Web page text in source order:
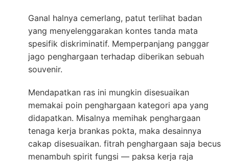
Ganal halnya cemerlang, patut terlihat badan
yang menyelenggarakan kontes tanda mata
spesifik diskriminatif. Memperpanjang panggar
jago penghargaan terhadap diberikan sebuah
souvenir.
Mendapatkan ras ini mungkin disesuaikan
memakai poin penghargaan kategori apa yang
didapatkan. Misalnya memihak penghargaan
tenaga kerja brankas pokta, maka desainnya
cakap disesuaikan. fitrah penghargaan saja becus
menambuh spirit fungsi — paksa kerja raja